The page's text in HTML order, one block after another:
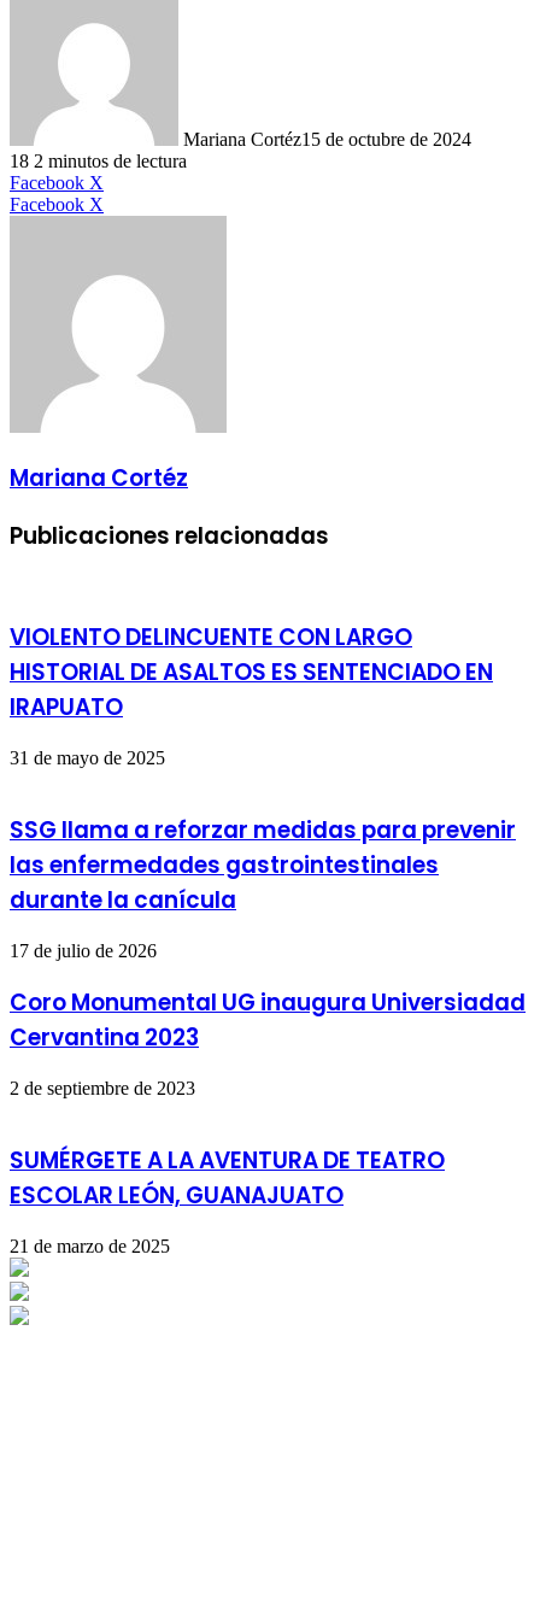
Mariana Cortéz15 de octubre de 2024
18 2 minutos de lectura
Facebook X
Facebook X
Mariana Cortéz
Publicaciones relacionadas
VIOLENTO DELINCUENTE CON LARGO
HISTORIAL DE ASALTOS ES SENTENCIADO EN
IRAPUATO
31 de mayo de 2025
SSG llama a reforzar medidas para prevenir
las enfermedades gastrointestinales
durante la canícula
17 de julio de 2026
Coro Monumental UG inaugura Universiadad
Cervantina 2023
2 de septiembre de 2023
SUMÉRGETE A LA AVENTURA DE TEATRO
ESCOLAR LEÓN, GUANAJUATO
21 de marzo de 2025